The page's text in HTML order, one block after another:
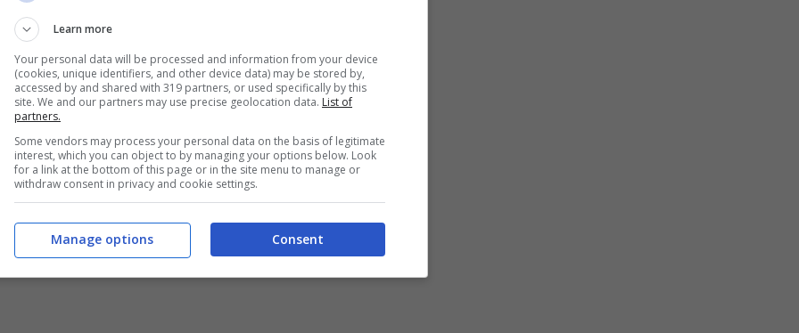
pic.twitter.com/LfkWxZnT4s
August 22, 2020
Learn more
Your personal data will be processed and information from your device
(cookies, unique identifiers, and other device data) may be stored by,
accessed by and shared with 319 partners, or used specifically by this
site. We and our partners may use precise geolocation data. List of
partners.
Some vendors may process your personal data on the basis of legitimate
interest, which you can object to by managing your options below. Look
for a link at the bottom of this page or in the site menu to manage or
withdraw consent in privacy and cookie settings.
Consent
Manage options